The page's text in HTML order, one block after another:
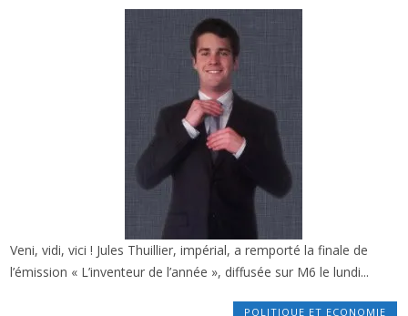
JULES THUILLIER : UN JEUNE DU BASSIN
« INVENTEUR DE L’ANNÉE » SUR M6
Veni, vidi, vici ! Jules Thuillier, impérial, a remporté la finale de
l’émission « L’inventeur de l’année », diffusée sur M6 le lundi...
POLITIQUE ET ECONOMIE